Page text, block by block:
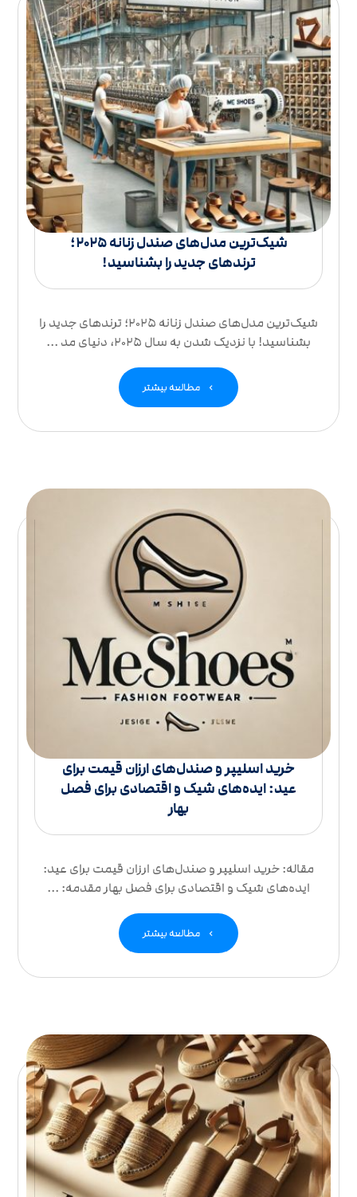
شیک‌ترین مدل‌های صندل زنانه ۲۰۲۵؛
ترندهای جدید را بشناسید!
شیک‌ترین مدل‌های صندل زنانه ۲۰۲۵؛ ترندهای جدید را
بشناسید! با نزدیک شدن به سال ۲۰۲۵، دنیای مد ...
مطالعه بیشتر
خرید اسلیپر و صندل‌های ارزان قیمت برای
عید: ایده‌های شیک و اقتصادی برای فصل
بهار
مقاله: خرید اسلیپر و صندل‌های ارزان قیمت برای عید:
ایده‌های شیک و اقتصادی برای فصل بهار مقدمه: ...
مطالعه بیشتر